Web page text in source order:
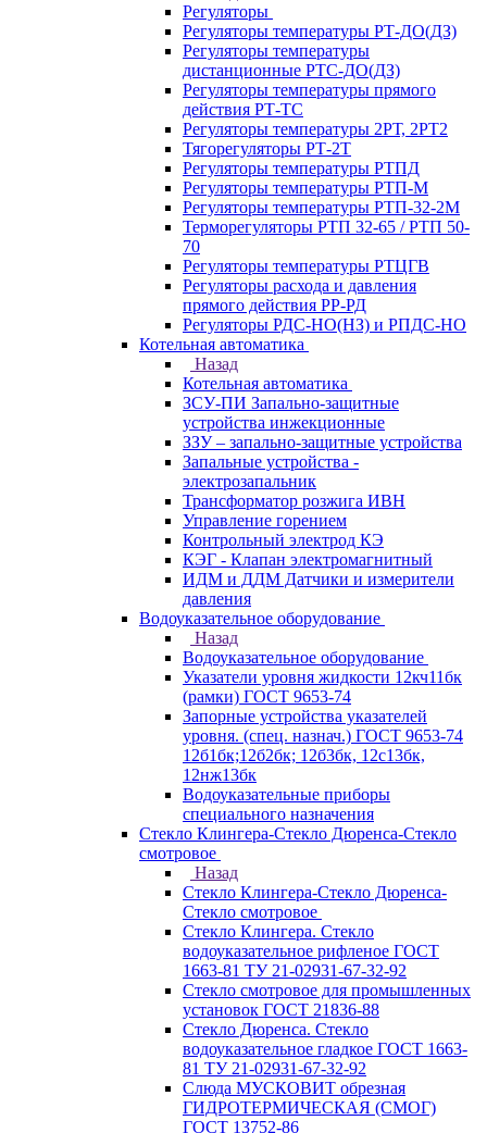
Регуляторы
Регуляторы температуры РТ-ДО(ДЗ)
Регуляторы температуры
дистанционные РТС-ДО(ДЗ)
Регуляторы температуры прямого
действия РТ-ТС
Регуляторы температуры 2РТ, 2РT2
Тягорегуляторы РТ-2Т
Регуляторы температуры РТПД
Регуляторы температуры РТП-M
Регуляторы температуры РТП-32-2М
Терморегуляторы РТП 32-65 / РТП 50-
70
Регуляторы температуры РТЦГВ
Регуляторы расхода и давления
прямого действия РР-РД
Регуляторы РДС-НО(НЗ) и РПДС-НО
Котельная автоматика
Назад
Котельная автоматика
ЗСУ-ПИ Запально-защитные
устройства инжекционные
ЗЗУ – запально-защитные устройства
Запальные устройства -
электрозапальник
Трансформатор розжига ИВН
Управление горением
Контрольный электрод КЭ
КЭГ - Клапан электромагнитный
ИДМ и ДДМ Датчики и измерители
давления
Водоуказательное оборудование
Назад
Водоуказательное оборудование
Указатели уровня жидкости 12кч11бк
(рамки) ГОСТ 9653-74
Запорные устройства указателей
уровня. (спец. назнач.) ГОСТ 9653-74
12б1бк;12б2бк; 12б3бк, 12с13бк,
12нж13бк
Водоуказательные приборы
специального назначения
Стекло Клингера-Стекло Дюренса-Стекло
смотровое
Назад
Стекло Клингера-Стекло Дюренса-
Стекло смотровое
Стекло Клингера. Стекло
водоуказательное рифленое ГОСТ
1663-81 ТУ 21-02931-67-32-92
Стекло смотровое для промышленных
установок ГОСТ 21836-88
Стекло Дюренса. Стекло
водоуказательное гладкое ГОСТ 1663-
81 ТУ 21-02931-67-32-92
Слюда МУСКОВИТ обрезная
ГИДРОТЕРМИЧЕСКАЯ (СМОГ)
ГОСТ 13752-86